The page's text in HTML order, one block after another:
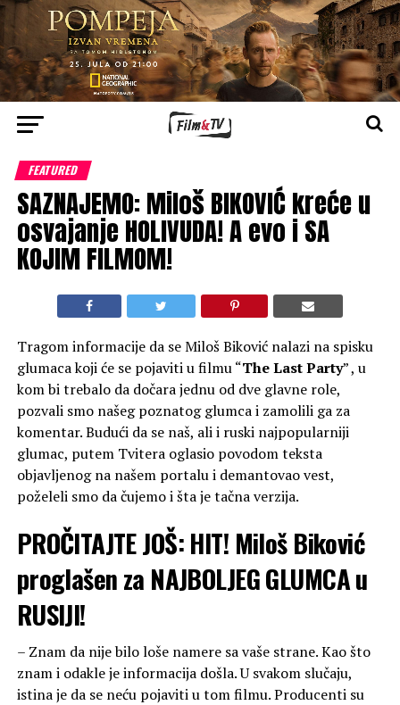
FEATURED
SAZNAJEMO: Miloš BIKOVIĆ kreće u
osvajanje HOLIVUDA! A evo i SA
KOJIM FILMOM!
Tragom informacije da se Miloš Biković nalazi na spisku
glumaca koji će se pojaviti u filmu “The Last Party” , u
kom bi trebalo da dočara jednu od dve glavne role,
pozvali smo našeg poznatog glumca i zamolili ga za
komentar. Budući da se naš, ali i ruski najpopularniji
glumac, putem Tvitera oglasio povodom teksta
objavljenog na našem portalu i demantovao vest,
poželeli smo da čujemo i šta je tačna verzija.
PROČITAJTE JOŠ:HIT! Miloš Biković
proglašen za NAJBOLJEG GLUMCA u
RUSIJI!
– Znam da nije bilo loše namere sa vaše strane. Kao što
znam i odakle je informacija došla. U svakom slučaju,
istina je da se neću pojaviti u tom filmu. Producenti su